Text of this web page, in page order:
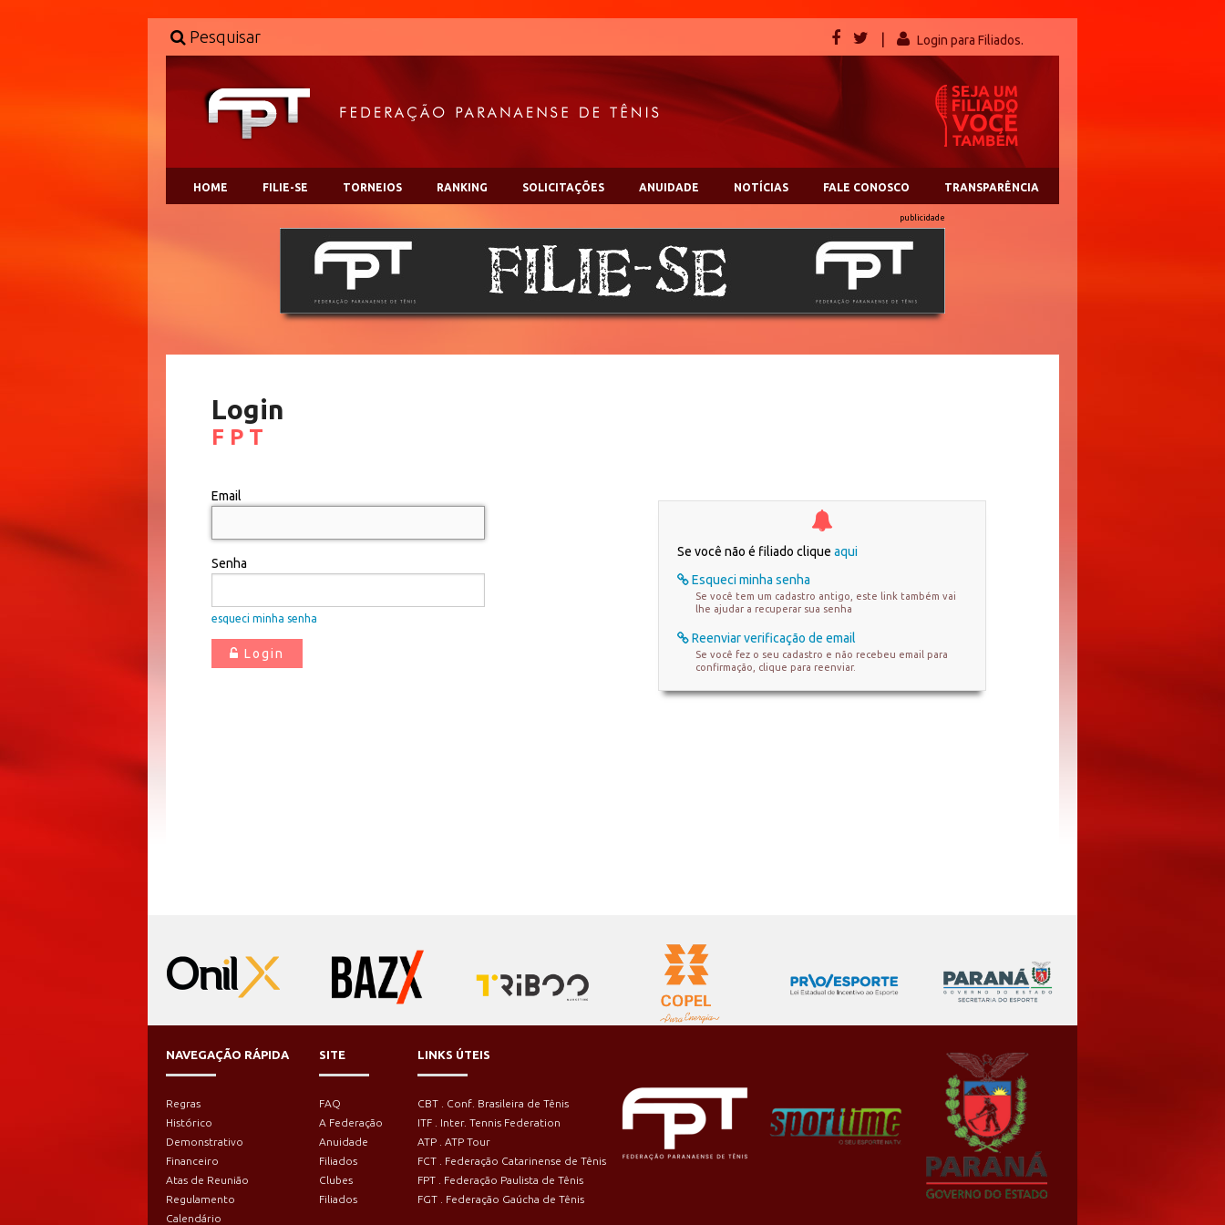
Pesquisar Login para Filiados.
HOME FILIE-SE TORNEIOS RANKING SOLICITAÇÕES ANUIDADE NOTÍCIAS FALE CONOSCO TRANSPARÊNCIA
publicidade
Login
F P T
Email
Senha
esqueci minha senha
Login
Se você não é filiado clique aqui
Esqueci minha senha
Se você tem um cadastro antigo, este link também vai
lhe ajudar a recuperar sua senha
Reenviar verificação de email
Se você fez o seu cadastro e não recebeu email para
confirmação, clique para reenviar.
NAVEGAÇÃO RÁPIDA
Regras
Histórico
Demonstrativo
Financeiro
Atas de Reunião
Regulamento
Calendário
SITE
FAQ
A Federação
Anuidade
Filiados
Clubes
Filiados
LINKS ÚTEIS
CBT . Conf. Brasileira de Tênis
ITF . Inter. Tennis Federation
ATP . ATP Tour
FCT . Federação Catarinense de Tênis
FPT . Federação Paulista de Tênis
FGT . Federação Gaúcha de Tênis